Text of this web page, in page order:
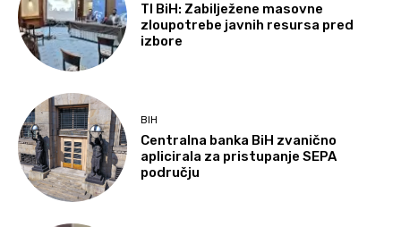
TI BiH: Zabilježene masovne
zloupotrebe javnih resursa pred
izbore
BIH
Centralna banka BiH zvanično
aplicirala za pristupanje SEPA
području